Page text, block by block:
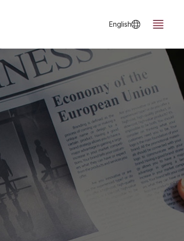
English